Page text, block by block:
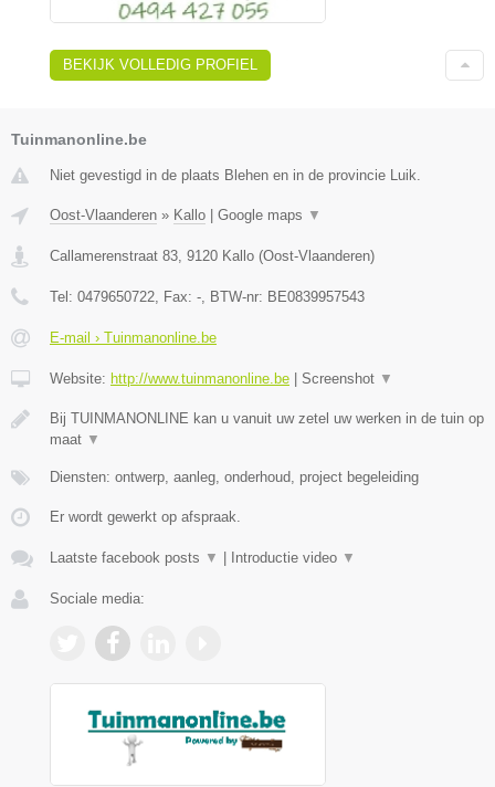
BEKIJK VOLLEDIG PROFIEL
Tuinmanonline.be
Niet gevestigd in de plaats Blehen en in de provincie Luik.
Oost-Vlaanderen » Kallo Google maps ▼
Callamerenstraat 83 9120 Kallo (Oost-Vlaanderen)
Tel: 0479650722 , Fax: - , BTW-nr: BE0839957543
E-mail › Tuinmanonline.be
Website: http://www.tuinmanonline.be Screenshot ▼
Bij TUINMANONLINE kan u vanuit uw zetel uw werken in de tuin op
maat ▼
Diensten: ontwerp, aanleg, onderhoud, project begeleiding
Er wordt gewerkt op afspraak.
Laatste facebook posts ▼ Introductie video ▼
Sociale media: